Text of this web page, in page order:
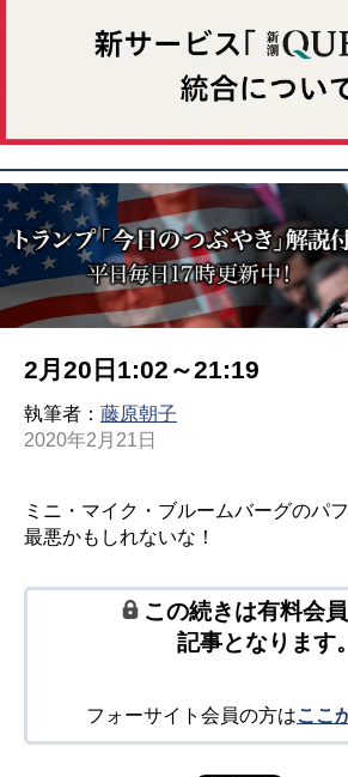
2月20日1:02～21:19
執筆者： 藤原朝子
2020年2月21日
ミニ・マイク・ブルームバーグのパ
最悪かもしれないな！
この続きは有料会
記事となります。
フォーサイト会員の方はここ